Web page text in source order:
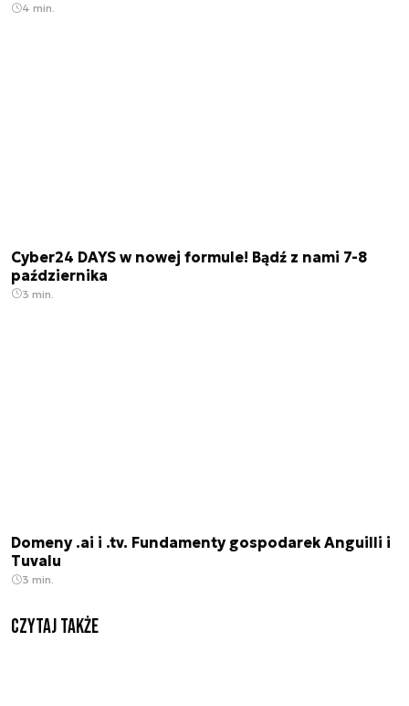
4 min.
Cyber24 DAYS w nowej formule! Bądź z nami 7-8
października
3 min.
Domeny .ai i .tv. Fundamenty gospodarek Anguilli i
Tuvalu
3 min.
Czytaj także